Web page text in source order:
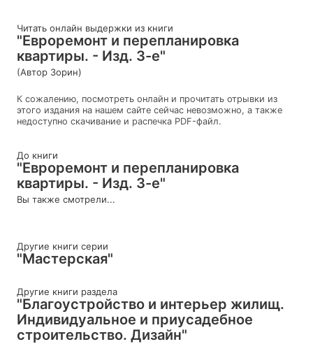
Читать онлайн выдержки из книги
"Евроремонт и перепланировка
квартиры. - Изд. 3-е"
(Автор Зорин)
К сожалению, посмотреть онлайн и прочитать отрывки из
этого издания на нашем сайте сейчас невозможно, а также
недоступно скачивание и распечка PDF-файл.
До книги
"Евроремонт и перепланировка
квартиры. - Изд. 3-е"
Вы также смотрели...
Другие книги серии
"Мастерская"
Другие книги раздела
"Благоустройство и интерьер жилищ.
Индивидуальное и приусадебное
строительство. Дизайн"